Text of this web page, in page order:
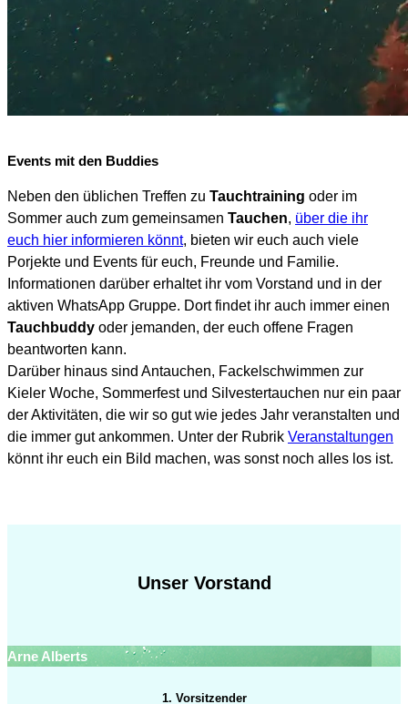
Events mit den Buddies
Neben den üblichen Treffen zu Tauchtraining oder im
Sommer auch zum gemeinsamen Tauchen, über die ihr
euch hier informieren könnt, bieten wir euch auch viele
Porjekte und Events für euch, Freunde und Familie.
Informationen darüber erhaltet ihr vom Vorstand und in der
aktiven WhatsApp Gruppe. Dort findet ihr auch immer einen
Tauchbuddy oder jemanden, der euch offene Fragen
beantworten kann.
Darüber hinaus sind Antauchen, Fackelschwimmen zur
Kieler Woche, Sommerfest und Silvestertauchen nur ein paar
der Aktivitäten, die wir so gut wie jedes Jahr veranstalten und
die immer gut ankommen. Unter der Rubrik Veranstaltungen
könnt ihr euch ein Bild machen, was sonst noch alles los ist.
Unser Vorstand
Arne Alberts
1. Vorsitzender